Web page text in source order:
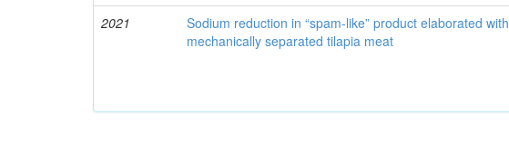
2021
Sodium reduction in “spam-like” product elaborated with
mechanically separated tilapia meat